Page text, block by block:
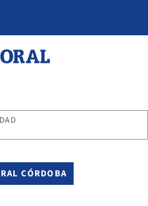
CÓRDOBA